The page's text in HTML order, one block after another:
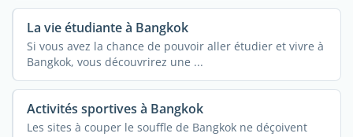
La vie étudiante à Bangkok
Si vous avez la chance de pouvoir aller étudier et vivre à
Bangkok, vous découvrirez une ...
Activités sportives à Bangkok
Les sites à couper le souffle de Bangkok ne déçoivent